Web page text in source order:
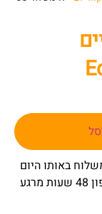
באותו היום
או 24 שעות מרגע ההזמנה , מרכז, השרון, וצפון 48 שעות מרגע